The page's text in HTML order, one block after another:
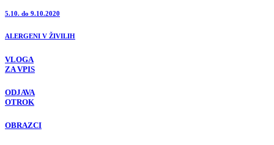
5.10. do 9.10.2020
ALERGENI V ŽIVILIH
VLOGA
ZA VPIS
ODJAVA
OTROK
OBRAZCI